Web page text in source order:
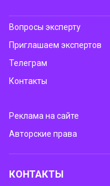
Вопросы эксперту
Приглашаем экспертов
Телеграм
Контакты
Реклама на сайте
Авторские права
КОНТАКТЫ